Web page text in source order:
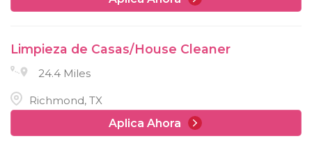
Limpieza de Casas/House Cleaner
24.4 Miles
Richmond, TX
Aplica Ahora